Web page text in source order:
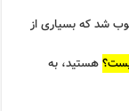
شد که بسیاری از
هستید، به